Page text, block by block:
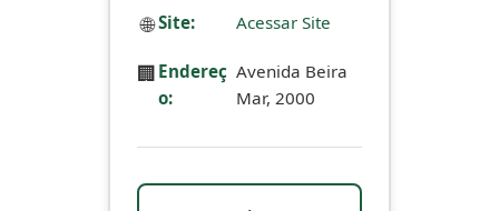
🌐 Site: Acessar Site
🏢 Endereç
o:
Avenida Beira
Mar, 2000